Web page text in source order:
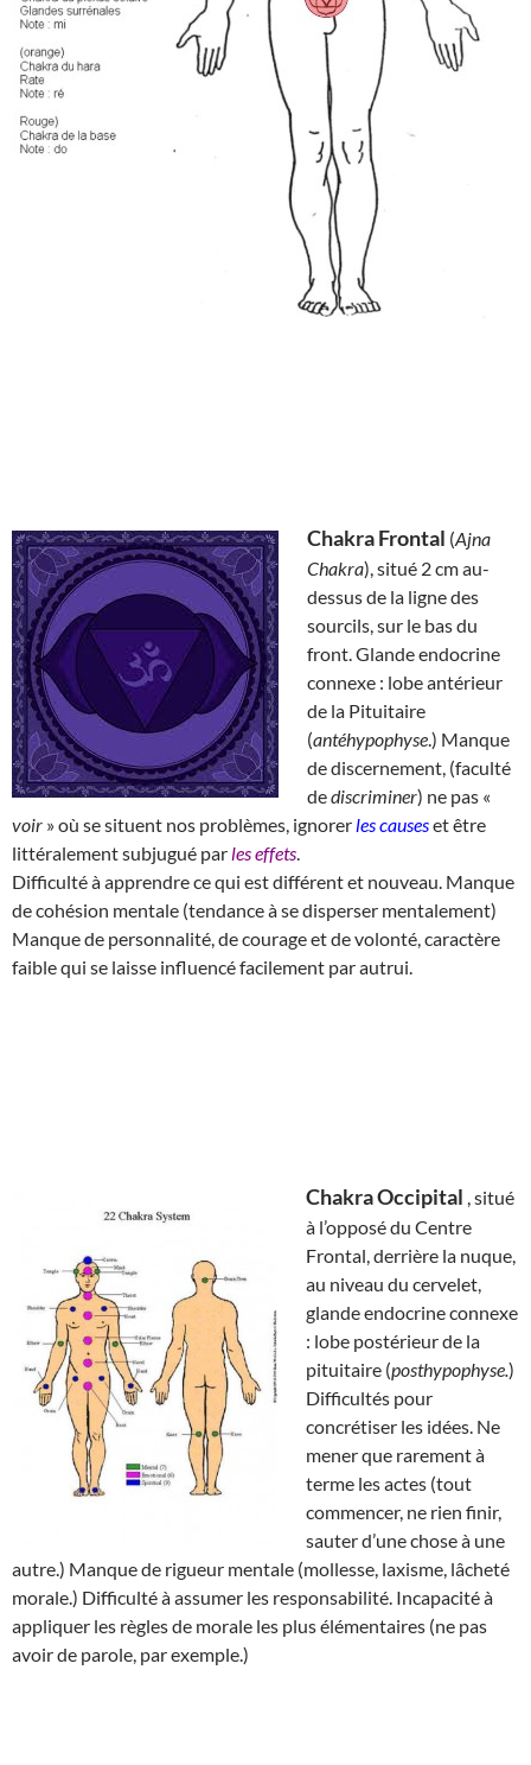
Chakra Frontal (Ajna
Chakra), situé 2 cm au-
dessus de la ligne des
sourcils, sur le bas du
front. Glande endocrine
connexe : lobe antérieur
de la Pituitaire
(antéhypophyse.) Manque
de discernement, (faculté
dediscriminer) ne pas «
voir » où se situent nos problèmes, ignorer les causeset être
littéralement subjugué par les effets
Difficulté à apprendre ce qui est différent et nouveau. Manque
de cohésion mentale (tendance à se disperser mentalement)
Manque de personnalité, de courage et de volonté, caractère
faible qui se laisse influencé facilement par autrui.
Chakra Occipital , situé
à l’opposé du Centre
Frontal, derrière la nuque,
au niveau du cervelet,
glande endocrine connexe
: lobe postérieur de la
pituitaire (posthypophyse.)
Difficultés pour
concrétiser les idées. Ne
mener que rarement à
terme les actes (tout
commencer, ne rien finir,
sauter d’une chose à une
autre.) Manque de rigueur mentale (mollesse, laxisme, lâcheté
morale.) Difficulté à assumer les responsabilité. Incapacité à
appliquer les règles de morale les plus élémentaires (ne pas
avoir de parole, par exemple.)